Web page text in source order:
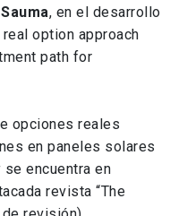
, en el desarrollo
option approach
path for
opciones reales
en paneles solares
encuentra en
revista “The